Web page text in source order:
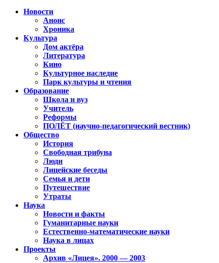
Новости
Анонс
Хроника
Культура
Дом актёра
Литература
Кино
Культурное наследие
Парк культуры и чтения
Образование
Школа и вуз
Учитель
Реформы
ПОЛЁТ (научно-педагогический вестник)
Общество
История
Свободная трибуна
Люди
Лицейские беседы
Семья и дети
Путешествие
Утраты
Наука
Новости и факты
Гуманитарные науки
Естественно-математические науки
Наука в лицах
Проекты
Архив «Лицея». 2000 — 2003